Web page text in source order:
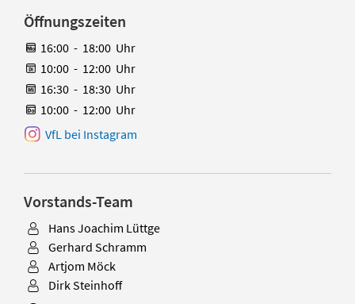
Öffnungszeiten
16:00 - 18:00 Uhr
10:00 - 12:00 Uhr
16:30 - 18:30 Uhr
10:00 - 12:00 Uhr
VfL bei Instagram
Vorstands-Team
Hans Joachim Lüttge
Gerhard Schramm
Artjom Möck
Dirk Steinhoff